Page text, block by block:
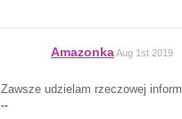
AmazonkaAug 1st 2019
Zawsze udzielam rzeczowej
--